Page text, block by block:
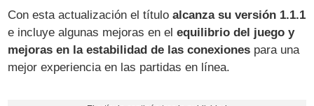
Con esta actualización el títuloalcanza su versión 1.1.1
e incluye algunas mejoras en elequilibrio del juego y
mejoras en la estabilidad de las conexiones para una
mejor experiencia en las partidas en línea.